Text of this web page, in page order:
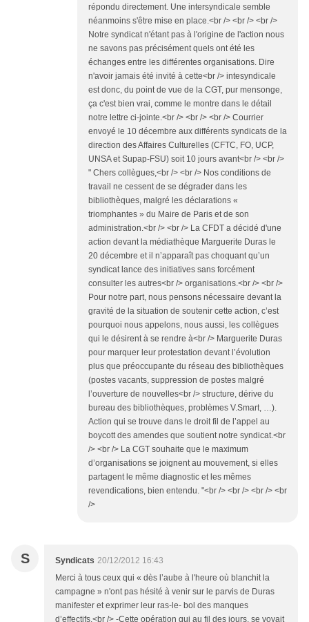
répondu directement. Une intersyndicale semble
néanmoins s'être mise en place.<br /> <br /> <br />
Notre syndicat n'étant pas à l'origine de l'action nous
ne savons pas précisément quels ont été les
échanges entre les différentes organisations. Dire
n'avoir jamais été invité à cette<br /> intesyndicale
est donc, du point de vue de la CGT, pur mensonge,
ça c'est bien vrai, comme le montre dans le détail
notre lettre ci-jointe.<br /> <br /> <br /> Courrier
envoyé le 10 décembre aux différents syndicats de la
direction des Affaires Culturelles (CFTC, FO, UCP,
UNSA et Supap-FSU) soit 10 jours avant<br /> <br />
" Chers collègues,<br /> <br /> Nos conditions de
travail ne cessent de se dégrader dans les
bibliothèques, malgré les déclarations «
triomphantes » du Maire de Paris et de son
administration.<br /> <br /> La CFDT a décidé d'une
action devant la médiathèque Marguerite Duras le
20 décembre et il n’apparaît pas choquant qu’un
syndicat lance des initiatives sans forcément
consulter les autres<br /> organisations.<br /> <br />
Pour notre part, nous pensons nécessaire devant la
gravité de la situation de soutenir cette action, c’est
pourquoi nous appelons, nous aussi, les collègues
qui le désirent à se rendre à<br /> Marguerite Duras
pour marquer leur protestation devant l’évolution
plus que préoccupante du réseau des bibliothèques
(postes vacants, suppression de postes malgré
l’ouverture de nouvelles<br /> structure, dérive du
bureau des bibliothèques, problèmes V.Smart, …).
Action qui se trouve dans le droit fil de l’appel au
boycott des amendes que soutient notre syndicat.<br
/> <br /> La CGT souhaite que le maximum
d’organisations se joignent au mouvement, si elles
partagent le même diagnostic et les mêmes
revendications, bien entendu. "<br /> <br /> <br /> <br
/>
S Syndicats 20/12/2012 16:43
Merci à tous ceux qui « dès l’aube à l'heure où blanchit la
campagne » n'ont pas hésité à venir sur le parvis de Duras
manifester et exprimer leur ras-le- bol des manques
d’effectifs.<br /> -Cette opération qui au fil des jours, se voyait